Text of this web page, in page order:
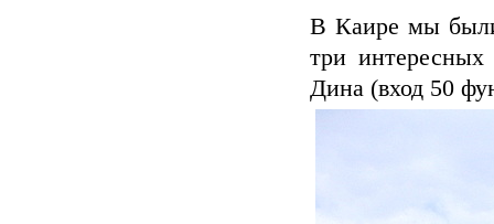
В Каире мы были
три
Дина (вход 50